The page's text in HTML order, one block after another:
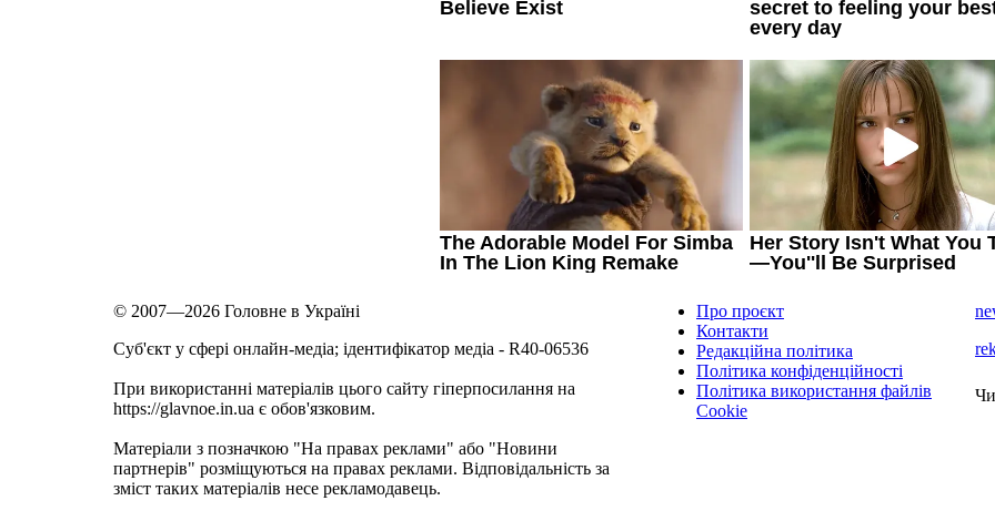
© 2007—2026 Головне в Україні
Cуб'єкт у сфері онлайн-медіа; ідентифікатор медіа - R40-06536
При використанні матеріалів цього сайту гіперпосилання на
https://glavnoe.in.ua є обов'язковим.
Матеріали з позначкою "На правах реклами" або "Новини
партнерів" розміщуються на правах реклами. Відповідальність за
зміст таких матеріалів несе рекламодавець.
Про проєкт
Контакти
Редакційна політика
Політика конфіденційності
Політика використання файлів
Cookie